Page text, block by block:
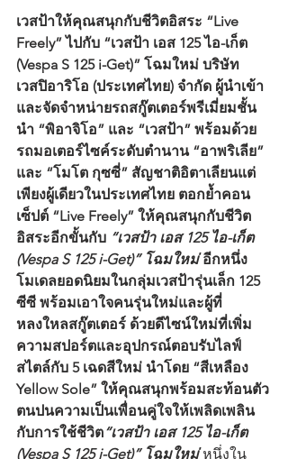
เวสป้าให้คุณสนุกกับชีวิตอิสระ “Live
Freely” ไปกับ “เวสป้า เอส 125 ไอ-เก็ต
(Vespa S 125 i-Get)” โฉมใหม่ บริษัท
เวสปิอาริโอ (ประเทศไทย) จำกัด ผู้นำเข้า
และจัดจำหน่ายรถสกู๊ตเตอร์พรีเมี่ยมชั้น
นำ “พิอาจิโอ” และ “เวสป้า” พร้อมด้วย
รถมอเตอร์ไซค์ระดับตำนาน “อาพริเลีย”
และ “โมโต กุซซี่” สัญชาติอิตาเลียนแต่
เพียงผู้เดียวในประเทศไทย ตอกย้ำคอน
เซ็ปต์ “Live Freely” ให้คุณสนุกกับชีวิต
อิสระอีกขั้นกับ “เวสป้า เอส 125 ไอ-เก็ต
(Vespa S 125 i-Get)” โฉมใหม่ อีกหนึ่ง
โมเดลยอดนิยมในกลุ่มเวสป้ารุ่นเล็ก 125
ซีซี พร้อมเอาใจคนรุ่นใหม่และผู้ที่
หลงใหลสกู๊ตเตอร์ ด้วยดีไซน์ใหม่ที่เพิ่ม
ความสปอร์ตและอุปกรณ์ตอบรับไลฟ์
สไตล์กับ 5 เฉดสีใหม่ นำโดย “สีเหลือง
Yellow Sole” ให้คุณสนุกพร้อมสะท้อนตัว
ตนปนความเป็นเพื่อนคู่ใจให้เพลิดเพลิน
กับการใช้ชีวิต“เวสป้า เอส 125 ไอ-เก็ต
(Vespa S 125 i-Get)” โฉมใหม่ หนึ่งใน